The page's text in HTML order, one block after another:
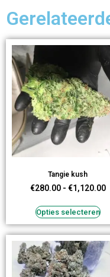
Tangie kush
€280.00 - €1,120.00
Opties selecteren